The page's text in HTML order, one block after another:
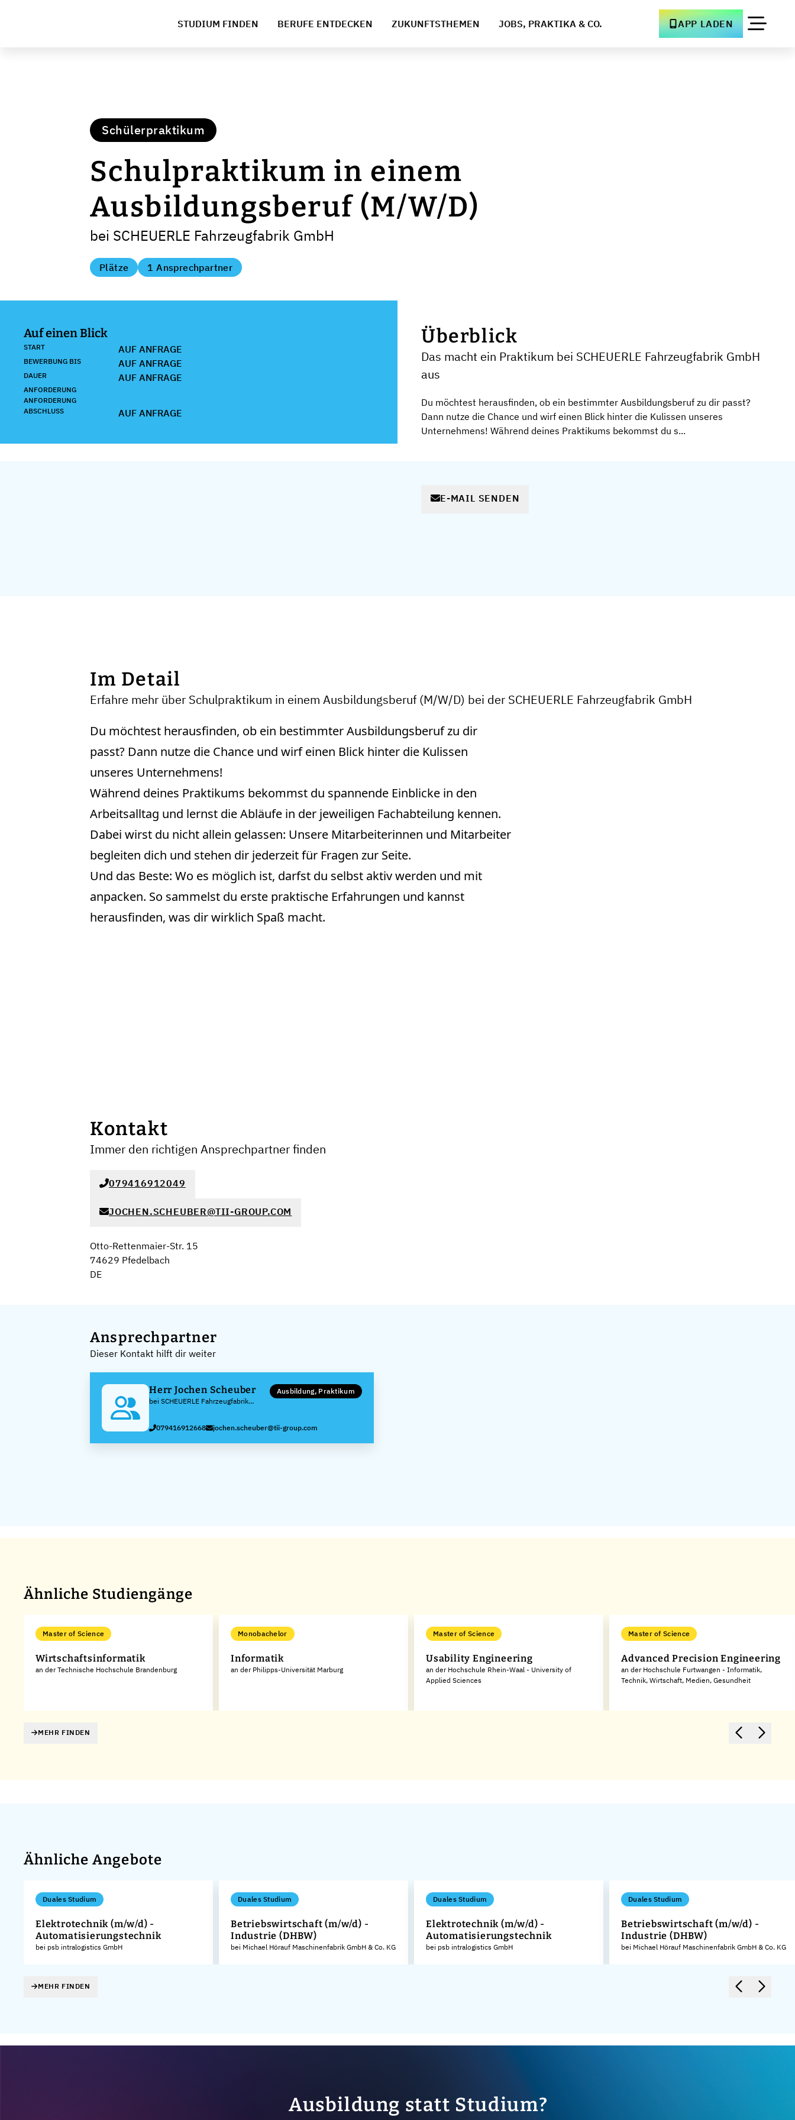
STUDIUM FINDEN BERUFE ENTDECKEN ZUKUNFTSTHEMEN JOBS, PRAKTIKA & CO. APP LADEN
Schülerpraktikum
Schulpraktikum in einem
Ausbildungsberuf (M/W/D)
bei SCHEUERLE Fahrzeugfabrik GmbH
Plätze 1 Ansprechpartner
Auf einen Blick
START AUF ANFRAGE
BEWERBUNG BIS AUF ANFRAGE
DAUER AUF ANFRAGE
ANFORDERUNG
ANFORDERUNG
ABSCHLUSS
AUF ANFRAGE
Überblick
Das macht ein Praktikum bei SCHEUERLE Fahrzeugfabrik GmbH
aus
Du möchtest herausfinden, ob ein bestimmter Ausbildungsberuf zu dir passt?
Dann nutze die Chance und wirf einen Blick hinter die Kulissen unseres
Unternehmens! Während deines Praktikums bekommst du s...
E-MAIL SENDEN
Im Detail
Erfahre mehr über Schulpraktikum in einem Ausbildungsberuf (M/W/D) bei der SCHEUERLE Fahrzeugfabrik GmbH
Du möchtest herausfinden, ob ein bestimmter Ausbildungsberuf zu dir
passt? Dann nutze die Chance und wirf einen Blick hinter die Kulissen
unseres Unternehmens!
Während deines Praktikums bekommst du spannende Einblicke in den
Arbeitsalltag und lernst die Abläufe in der jeweiligen Fachabteilung kennen.
Dabei wirst du nicht allein gelassen: Unsere Mitarbeiterinnen und Mitarbeiter
begleiten dich und stehen dir jederzeit für Fragen zur Seite.
Und das Beste: Wo es möglich ist, darfst du selbst aktiv werden und mit
anpacken. So sammelst du erste praktische Erfahrungen und kannst
herausfinden, was dir wirklich Spaß macht.
Kontakt
Immer den richtigen Ansprechpartner finden
079416912049
JOCHEN.SCHEUBER@TII-GROUP.COM
Otto-Rettenmaier-Str. 15
74629 Pfedelbach
DE
Ansprechpartner
Dieser Kontakt hilft dir weiter
Herr Jochen Scheuber
bei SCHEUERLE Fahrzeugfabrik
Ausbildung, Praktikum
079416912668 jochen.scheuber@tii-group.com
Ähnliche Studiengänge
Master of Science
Wirtschaftsinformatik
an der Technische Hochschule Brandenburg
Monobachelor
Informatik
an der Philipps-Universität Marburg
Master of Science
Usability Engineering
an der Hochschule Rhein-Waal - University of
Applied Sciences
Master of Science
Advanced Precision Engineering
an der Hochschule Furtwangen - Informatik,
Technik, Wirtschaft, Medien, Gesundheit
MEHR FINDEN
Ähnliche Angebote
Duales Studium
Elektrotechnik (m/w/d) -
Automatisierungstechnik
bei psb intralogistics GmbH
Duales Studium
Betriebswirtschaft (m/w/d) -
Industrie (DHBW)
bei Michael Hörauf Maschinenfabrik GmbH & Co. KG
Duales Studium
Elektrotechnik (m/w/d) -
Automatisierungstechnik
bei psb intralogistics GmbH
Duales Studium
Betriebswirtschaft (m/w/d) -
Industrie (DHBW)
bei Michael Hörauf Maschinenfabrik GmbH & Co. KG
MEHR FINDEN
Ausbildung statt Studium?